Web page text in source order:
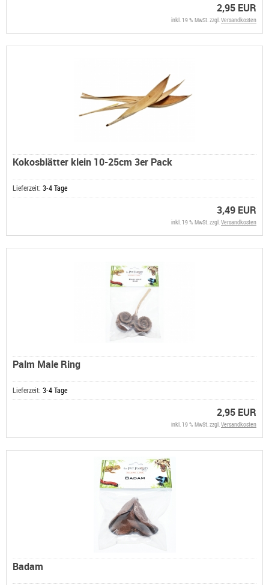
2,95 EUR
inkl. 19 % MwSt. zzgl.Versandkosten
Kokosblätter klein 10-25cm 3er Pack
Lieferzeit: 3-4 Tage
3,49 EUR
inkl. 19 % MwSt. zzgl.Versandkosten
Palm Male Ring
Lieferzeit: 3-4 Tage
2,95 EUR
inkl. 19 % MwSt. zzgl.Versandkosten
Badam